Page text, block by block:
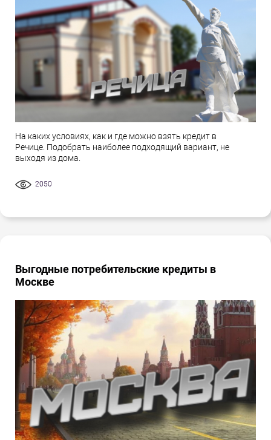
На каких условиях, как и где можно взять кредит в
Речице. Подобрать наиболее подходящий вариант, не
выходя из дома.
2050
Выгодные потребительские кредиты в
Москве